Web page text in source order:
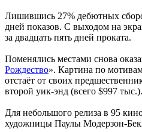
Лишившись 27% дебютных
дней показов. С выходом на
за двадцать пять дней проката.
Поменялись местами снова
Рождество». Картина по
отстаёт от своих
второй уик-энд (всего $997 тыс.).
Для небольшого релиза в 95
художницы Паулы Модерзон-